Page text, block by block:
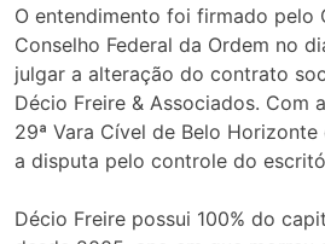
O entendimento foi firmado pelo
Conselho Federal da Ordem no
julgar a alteração do contrato
Décio Freire & Associados. Com
29ª Vara Cível de Belo
a disputa pelo controle do
Décio Freire possui 100% do